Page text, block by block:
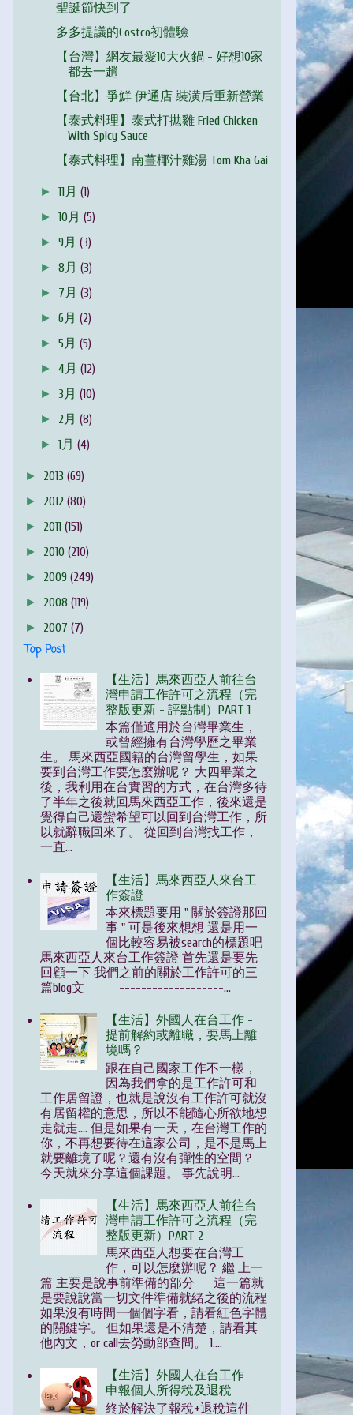
聖誕節快到了
多多提議的Costco初體驗
【台灣】網友最愛10大火鍋 - 好想10家
都去一趟
【台北】爭鮮 伊通店 裝潢后重新營業
【泰式料理】泰式打拋雞 Fried Chicken
With Spicy Sauce
【泰式料理】南薑椰汁雞湯 Tom Kha Gai
►11月(1)
►10月(5)
►9月(3)
►8月(3)
► 7月(3)
►6月(2)
►5月(5)
►4月(12)
► 3月(10)
► 2月(8)
►1月(4)
► 2013 (69)
► 2012 (80)
► 2011 (151)
► 2010 (210)
► 2009 (249)
► 2008 (119)
► 2007 (7)
Top Post
【生活】馬來西亞人前往台
灣申請工作許可之流程（完
整版更新 - 評點制）PART 1
本篇僅適用於台灣畢業生，
或曾經擁有台灣學歷之畢業
生。 馬來西亞國籍的台灣留學生，如果
要到台灣工作要怎麼辦呢？ 大四畢業之
後，我利用在台實習的方式，在台灣多待
了半年之後就回馬來西亞工作，後來還是
覺得自己還蠻希望可以回到台灣工作，所
以就辭職回來了。 從回到台灣找工作，
一直...
【生活】馬來西亞人來台工
作簽證
本來標題要用 " 關於簽證那回
事 " 可是後來想想 還是用一
個比較容易被search的標題吧
馬來西亞人來台工作簽證 首先還是要先
回顧一下 我們之前的關於工作許可的三
篇blog文 -------------------...
【生活】外國人在台工作 -
提前解約或離職，要馬上離
境嗎？
跟在自己國家工作不一樣，
因為我們拿的是工作許可和
工作居留證，也就是說沒有工作許可就沒
有居留權的意思，所以不能隨心所欲地想
走就走.... 但是如果有一天，在台灣工作的
你，不再想要待在這家公司，是不是馬上
就要離境了呢？還有沒有彈性的空間？
今天就來分享這個課題。 事先說明...
【生活】馬來西亞人前往台
灣申請工作許可之流程（完
整版更新）PART 2
馬來西亞人想要在台灣工
作，可以怎麼辦呢？ 繼 上一
篇 主要是說事前準備的部分 這一篇就
是要說說當一切文件準備就緒之後的流程
如果沒有時間一個個字看，請看紅色字體
的關鍵字。 但如果還是不清楚，請看其
他內文，or call去勞動部查問。 1....
【生活】外國人在台工作 -
申報個人所得稅及退稅
終於解決了報稅+退稅這件